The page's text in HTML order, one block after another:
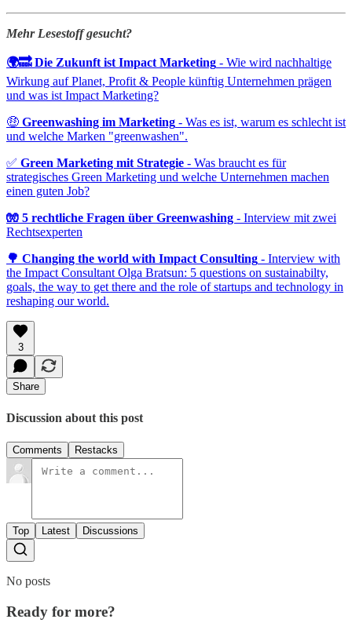
Mehr Lesestoff gesucht?
🌍🔜 Die Zukunft ist Impact Marketing - Wie wird nachhaltige
Wirkung auf Planet, Profit & People künftig Unternehmen prägen
und was ist Impact Marketing?
🤑 Greenwashing im Marketing - Was es ist, warum es schlecht ist
und welche Marken "greenwashen".
✅ Green Marketing mit Strategie - Was braucht es für
strategisches Green Marketing und welche Unternehmen machen
einen guten Job?
🧤 5 rechtliche Fragen über Greenwashing - Interview mit zwei
Rechtsexperten
🌳 Changing the world with Impact Consulting - Interview with
the Impact Consultant Olga Bratsun: 5 questions on sustainabilty,
goals, the way to get there and the role of startups and technology in
reshaping our world.
3
Share
Discussion about this post
Comments Restacks
Top Latest Discussions
No posts
Ready for more?